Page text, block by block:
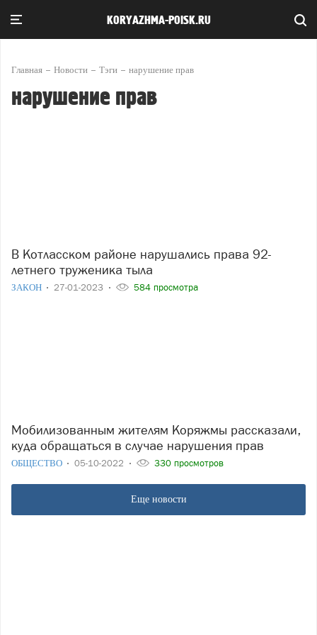
KORYAZHMA-POISK.RU
Главная Новости Тэги нарушение прав
нарушение прав
В Котласском районе нарушались права 92-
летнего труженика тыла
ЗАКОН 27-01-2023 584 просмотра
Мобилизованным жителям Коряжмы рассказали,
куда обращаться в случае нарушения прав
ОБЩЕСТВО 05-10-2022 330 просмотров
Еще новости